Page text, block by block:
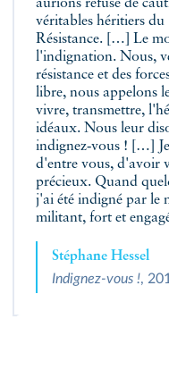
aurions refusé de
véritables héritiers
Résistance. […] Le
l'indignation. Nous,
résistance et des
libre, nous appelons
vivre, transmettre,
idéaux. Nous leur
indignez‑vous ! […]
d'entre vous, d'avoir
précieux. Quand
j'ai été indigné par le
militant, fort et
Stéphane Hessel
Indignez‑vous !,